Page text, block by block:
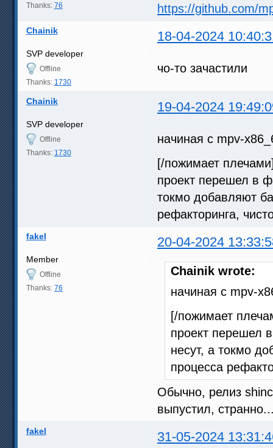
Thanks: 76
https://github.com/
Chainik 18-04-2024
SVP developer
Offline
Thanks: 1730
чо-то зачастили
Chainik 19-04-2024
SVP developer
Offline
Thanks: 1730
начиная с mpv-
[/пожимает
проект перешел в
токмо добавляют
рефакторинга,
fakel 20-04-2024
Member
Offline
Thanks: 76
Chainik wrote:
начиная с mpv-
[/пожимает
проект перешел
несут, а токмо
процесса
Обычно, релиз
выпустил,
fakel 31-05-2024